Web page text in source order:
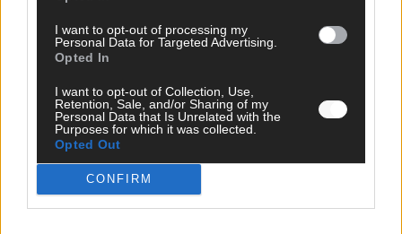
I want to opt-out of processing my
Personal Data for Targeted Advertising.
Opted In
I want to opt-out of Collection, Use,
Retention, Sale, and/or Sharing of my
Personal Data that Is Unrelated with the
Purposes for which it was collected.
Opted Out
CONFIRM
Eurovision Song Contest 2026: Das erste Halbfinale – der
Abend in Bildern
Mai 2026
WERBE BEI UNS!